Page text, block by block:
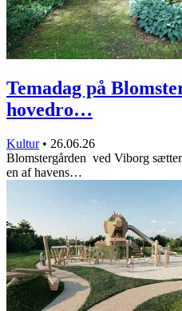
Temadag på
hovedro…
Kultur • 26.06.26
Blomstergården ved Viborg
en af havens…